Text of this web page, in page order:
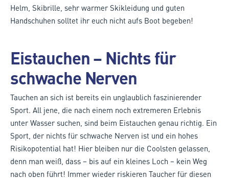
Helm, Skibrille, sehr warmer Skikleidung und guten
Handschuhen solltet ihr euch nicht aufs Boot begeben!
Eistauchen – Nichts für
schwache Nerven
Tauchen an sich ist bereits ein unglaublich faszinierender
Sport. All jene, die nach einem noch extremeren Erlebnis
unter Wasser suchen, sind beim Eistauchen genau richtig. Ein
Sport, der nichts für schwache Nerven ist und ein hohes
Risikopotential hat! Hier bleiben nur die Coolsten gelassen,
denn man weiß, dass – bis auf ein kleines Loch – kein Weg
nach oben führt! Immer wieder riskieren Taucher für diesen